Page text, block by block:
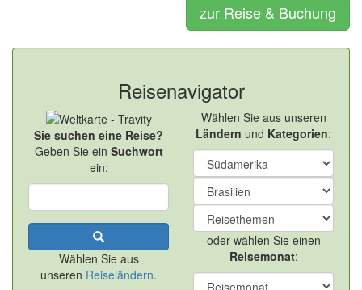
zur Reise & Buchung
Reisenavigator
Sie suchen eine Reise?
Geben Sie ein Suchwort
ein:
Wählen Sie aus
unseren Reiseländern.
Wählen Sie aus unseren
Ländern und Kategorien:
oder wählen Sie einen
Reisemonat: